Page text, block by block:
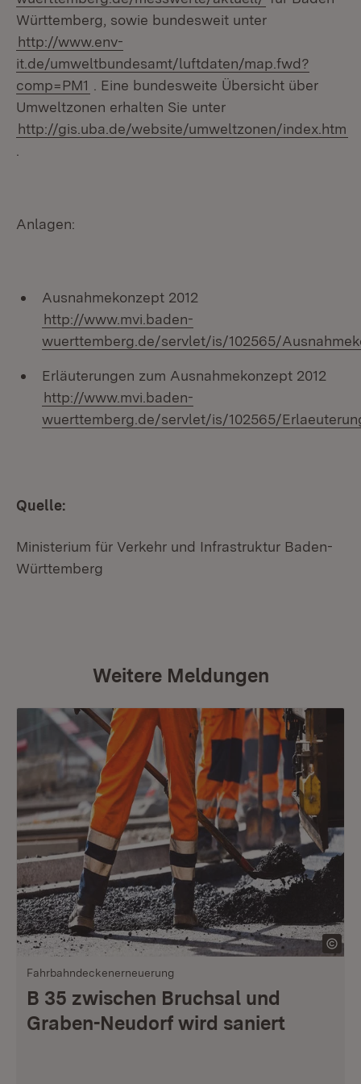
Württemberg, sowie bundesweit unter
http://www.env-
it.de/umweltbundesamt/luftdaten/map.fwd?
comp=PM1
. Eine bundesweite Übersicht über
Umweltzonen erhalten Sie unter
http://gis.uba.de/website/umweltzonen/index.htm
Anlagen:
Ausnahmekonzept 2012
http://www.mvi.baden-
wuerttemberg.de/servlet/is/102565/
Erläuterungen zum Ausnahmekonzept 2012
http://www.mvi.baden-
wuerttemberg.de/servlet/is/102565/
Quelle:
Ministerium für Verkehr und Infrastruktur Baden-
Württemberg
Weitere Meldungen
Fahrbahndeckenerneuerung
B 35 zwischen Bruchsal und
Graben-Neudorf wird saniert